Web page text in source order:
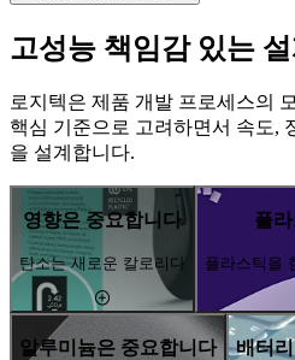
고성능 책임감 있는
로지텍은 제품 개발 프로세스의
핵심 기준으로 고려하면서 속도,
을 설계합니다.
영향은 중요합니다
탄소는 새로운 칼로리다
플
플라스틱을
알루미늄은 중요합니다 배터